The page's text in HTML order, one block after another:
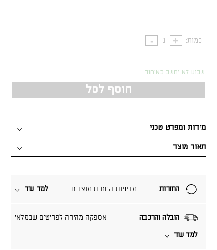
כמות:
שבוע לא יחשב כאיחור
הוסף לסל
תאור מוצר
מידות ומפרט טכני
הובלה והרכבה אספקה מהירה לפריטים שבמלאי
למד עוד
החזרות מדיניות החזרת מוצרים למד עוד